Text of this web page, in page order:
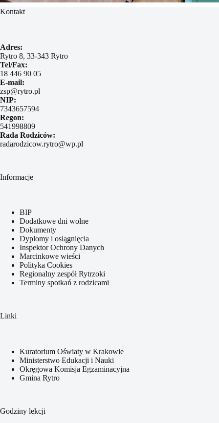
Kontakt
Adres:
Rytro 8, 33-343 Rytro
Tel/Fax:
18 446 90 05
E-mail:
zsp@rytro.pl
NIP:
7343657594
Regon:
541998809
Rada Rodziców:
radarodzicow.rytro@wp.pl
Informacje
BIP
Dodatkowe dni wolne
Dokumenty
Dyplomy i osiągnięcia
Inspektor Ochrony Danych
Marcinkowe wieści
Polityka Cookies
Regionalny zespół Rytrzoki
Terminy spotkań z rodzicami
Linki
Kuratorium Oświaty w Krakowie
Ministerstwo Edukacji i Nauki
Okręgowa Komisja Egzaminacyjna
Gmina Rytro
Godziny lekcji